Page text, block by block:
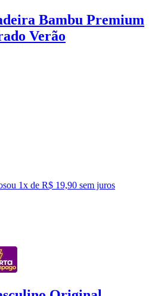
Bambu Premium
Verão
ou 1x de R$ 19,90 sem juros